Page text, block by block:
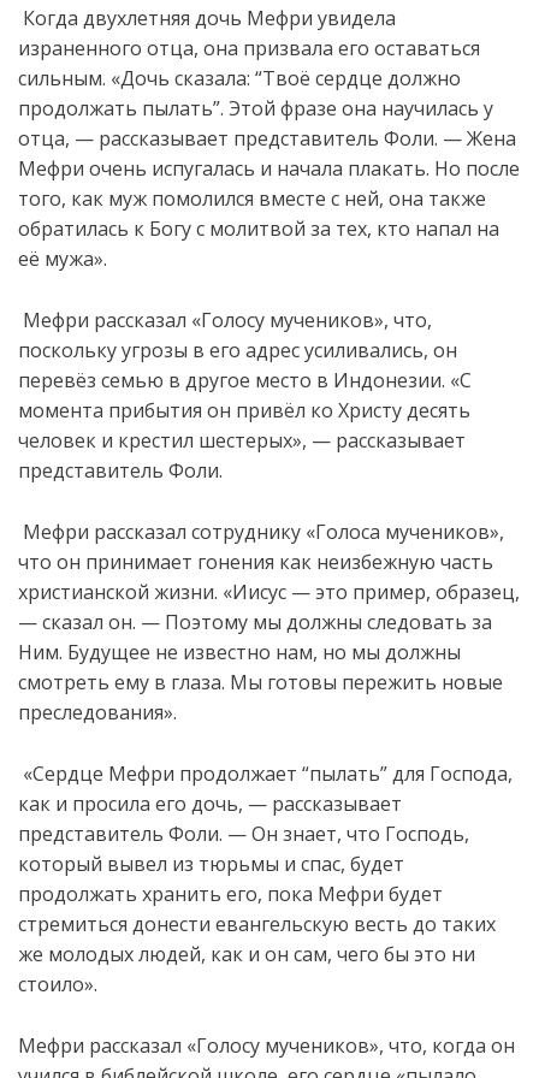
Когда двухлетняя дочь Мефри увидела
израненного отца, она призвала его оставаться
сильным. «Дочь сказала: “Твоё сердце должно
продолжать пылать”. Этой фразе она научилась у
отца, — рассказывает представитель Фоли. — Жена
Мефри очень испугалась и начала плакать. Но после
того, как муж помолился вместе с ней, она также
обратилась к Богу с молитвой за тех, кто напал на
её мужа».
Мефри рассказал «Голосу мучеников», что,
поскольку угрозы в его адрес усиливались, он
перевёз семью в другое место в Индонезии. «С
момента прибытия он привёл ко Христу десять
человек и крестил шестерых», — рассказывает
представитель Фоли.
Мефри рассказал сотруднику «Голоса мучеников»,
что он принимает гонения как неизбежную часть
христианской жизни. «Иисус — это пример, образец,
— сказал он. — Поэтому мы должны следовать за
Ним. Будущее не известно нам, но мы должны
смотреть ему в глаза. Мы готовы пережить новые
преследования».
«Сердце Мефри продолжает “пылать” для Господа,
как и просила его дочь, — рассказывает
представитель Фоли. — Он знает, что Господь,
который вывел из тюрьмы и спас, будет
продолжать хранить его, пока Мефри будет
стремиться донести евангельскую весть до таких
же молодых людей, как и он сам, чего бы это ни
стоило».
Мефри рассказал «Голосу мучеников», что, когда он